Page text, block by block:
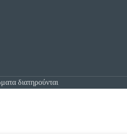
διατηρούνται